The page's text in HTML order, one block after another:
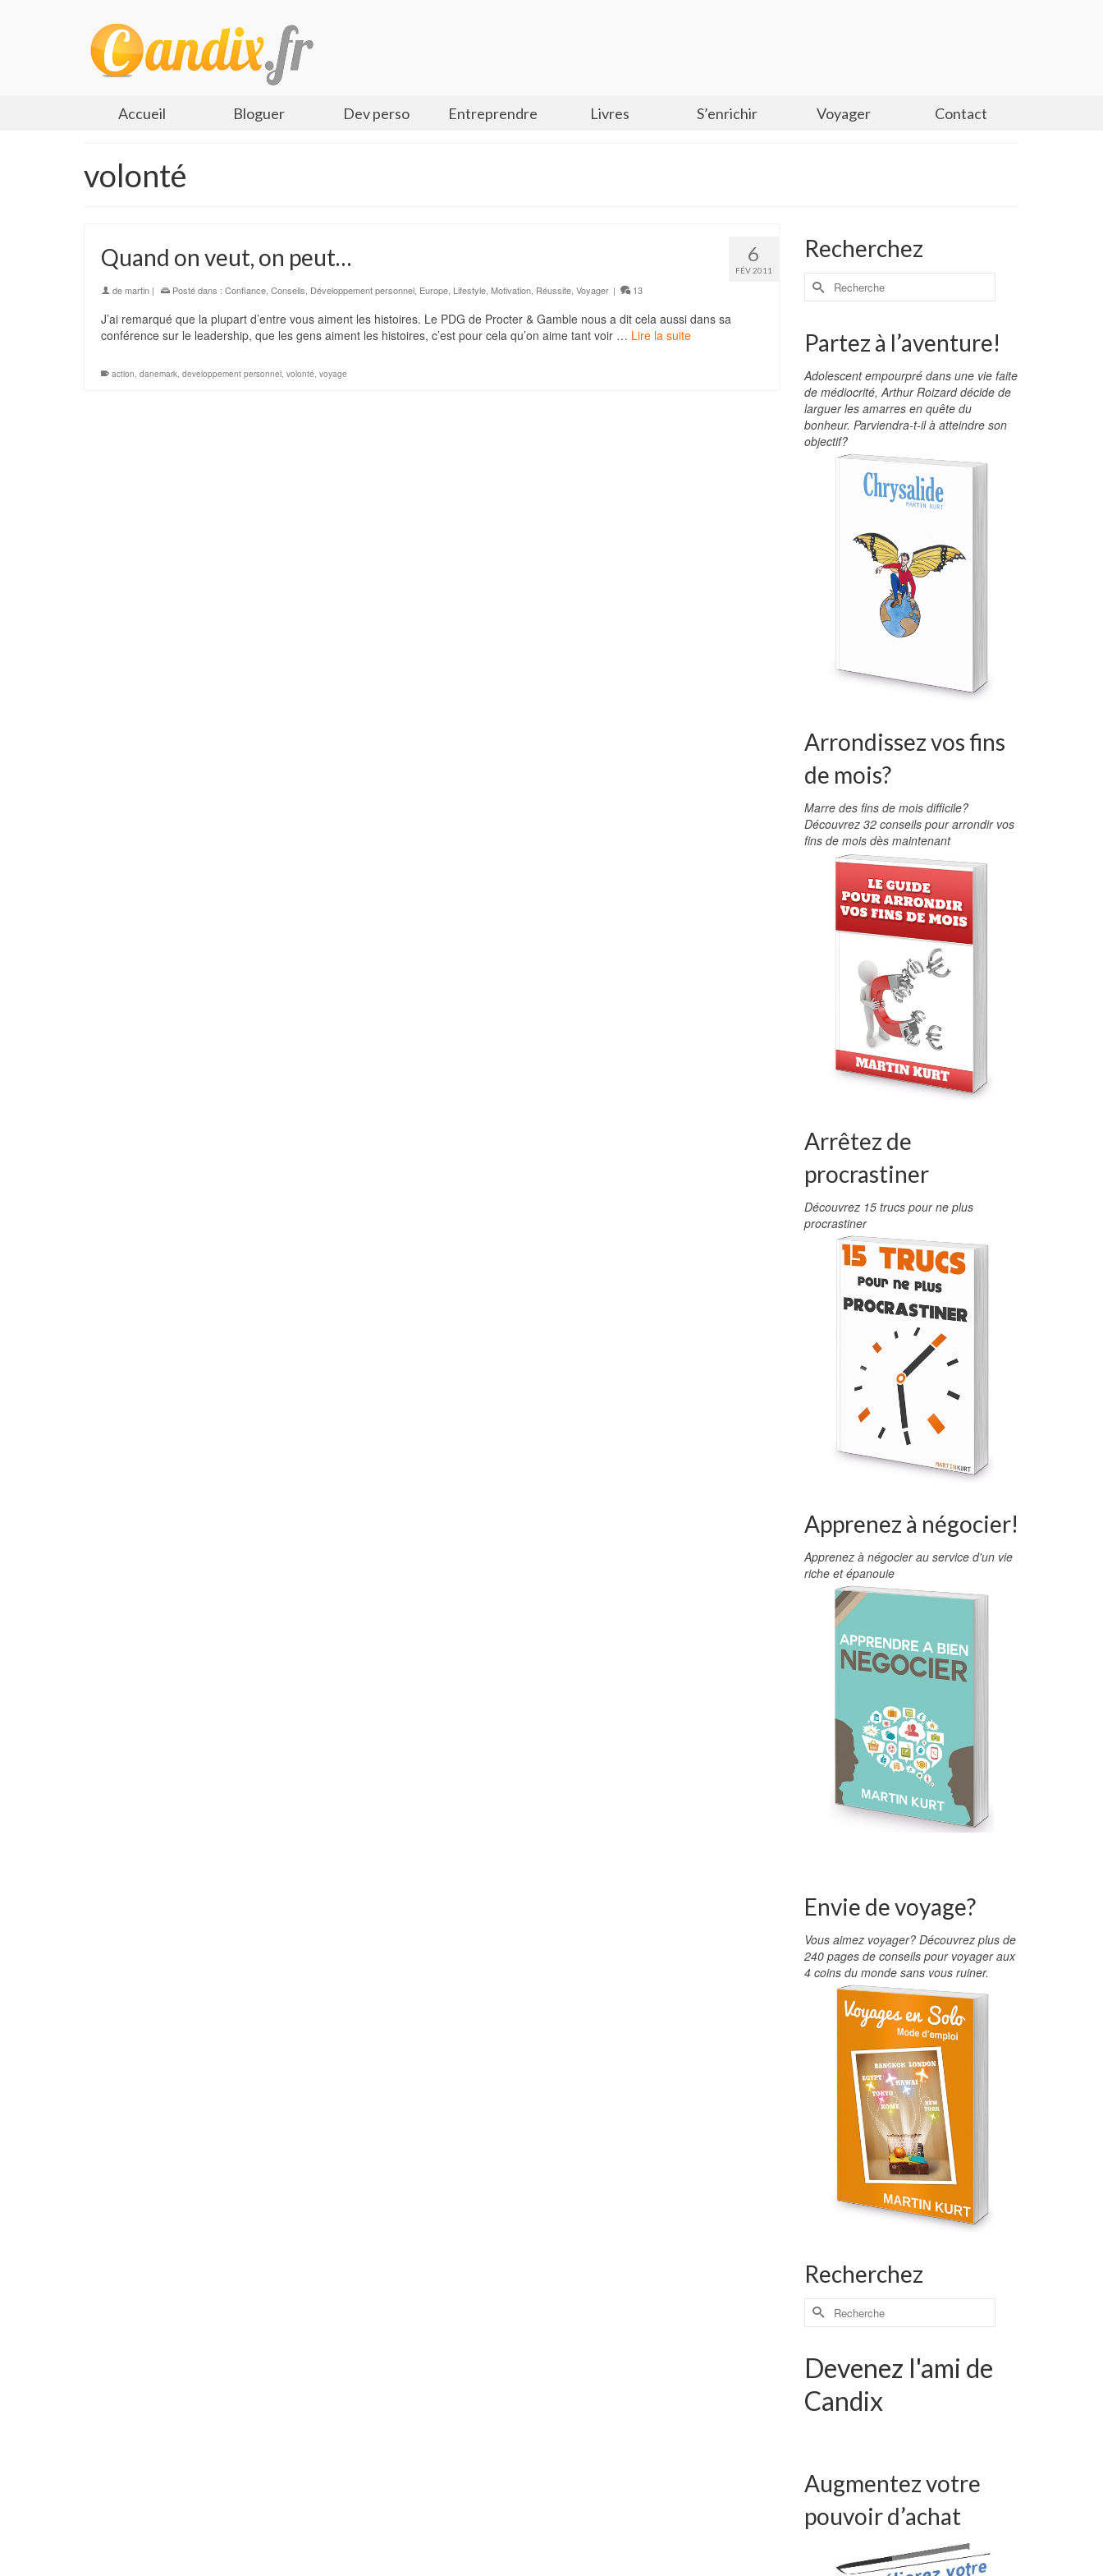
Accueil Bloguer Dev perso Entreprendre Livres S’enrichir Voyager Contact
volonté
6
FÉV 2011
Quand on veut, on peut…
demartin | Posté dans : Confiance Conseils Développement personnel Europe Lifestyle Motivation Réussite Voyager | 13
J’ai remarqué que la plupart d’entre vous aiment les histoires. Le PDG de Procter & Gamble nous a dit cela aussi dans sa
conférence sur le leadership, que les gens aiment les histoires, c’est pour cela qu’on aime tant voir … Lire la suite
action, danemark, developpement personnel, volonté, voyage
Recherchez
Partez à l’aventure!
Adolescent empourpré dans une vie faite
de médiocrité, Arthur Roizard décide de
larguer les amarres en quête du
bonheur. Parviendra-t-il à atteindre son
objectif?
Arrondissez vos fins
de mois?
Marre des fins de mois difficile?
Découvrez 32 conseils pour arrondir vos
fins de mois dès maintenant
Arrêtez de
procrastiner
Découvrez 15 trucs pour ne plus
procrastiner
Apprenez à négocier!
Apprenez à négocier au service d'un vie
riche et épanouie
Envie de voyage?
Vous aimez voyager? Découvrez plus de
240 pages de conseils pour voyager aux
4 coins du monde sans vous ruiner.
Recherchez
Devenez l'ami de
Candix
Augmentez votre
pouvoir d’achat